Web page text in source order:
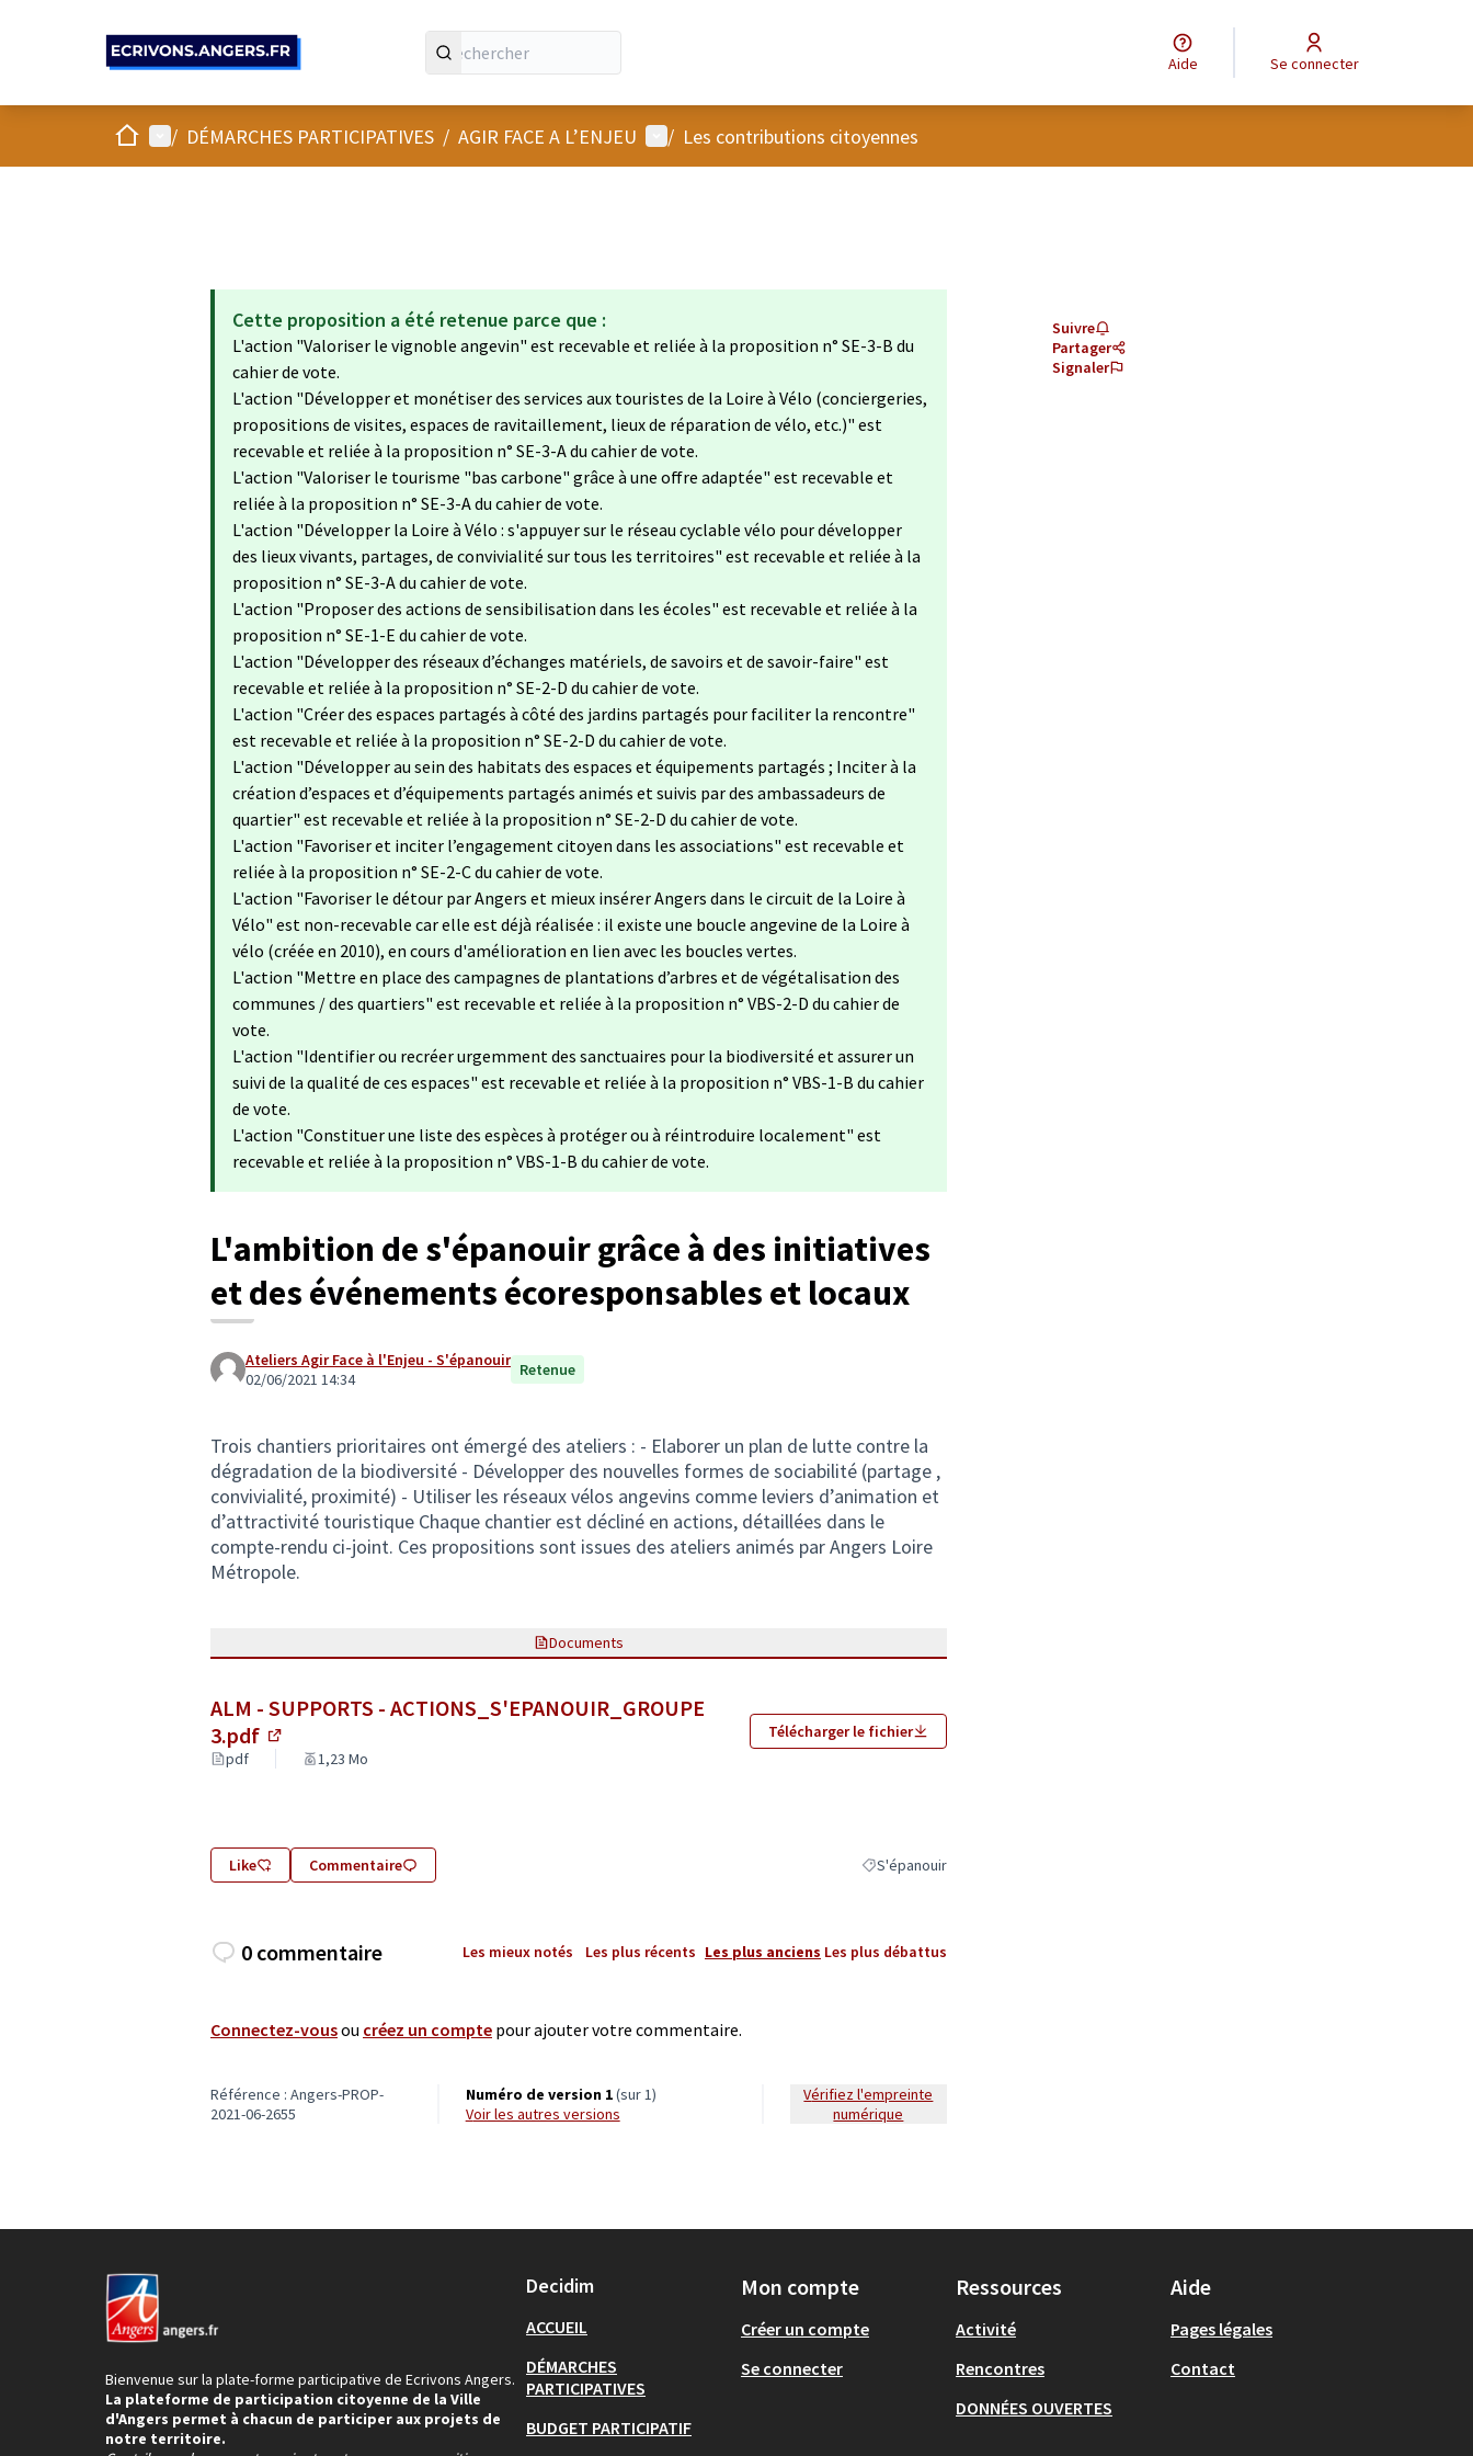
Aide Se connecter
AccueilMenu principal
/ DÉMARCHES PARTICIPATIVES / AGIR FACE A L’ENJEU Menu utilisateur
/ Les contributions citoyennes
Cette proposition a été retenue parce que :
L'action "Valoriser le vignoble angevin" est recevable et reliée à la proposition n° SE-3-B du
cahier de vote.
L'action "Développer et monétiser des services aux touristes de la Loire à Vélo (conciergeries,
propositions de visites, espaces de ravitaillement, lieux de réparation de vélo, etc.)​" est
recevable et reliée à la proposition n° SE-3-A du cahier de vote.
L'action "Valoriser le tourisme "bas carbone" grâce à une offre adaptée" est recevable et
reliée à la proposition n° SE-3-A du cahier de vote.
L'action "Développer la Loire à Vélo : s'appuyer sur le réseau cyclable vélo pour développer
des lieux vivants, partages, de convivialité sur tous les territoires" est recevable et reliée à la
proposition n° SE-3-A du cahier de vote.
L'action "Proposer des actions de sensibilisation dans les écoles" est recevable et reliée à la
proposition n° SE-1-E du cahier de vote.
L'action "Développer des réseaux d’échanges matériels, de savoirs et de savoir-faire" est
recevable et reliée à la proposition n° SE-2-D du cahier de vote.
L'action "Créer des espaces partagés à côté des jardins partagés pour faciliter la rencontre"
est recevable et reliée à la proposition n° SE-2-D du cahier de vote.
L'action "Développer au sein des habitats des espaces et équipements partagés​ ; Inciter à la
création d’espaces et d’équipements partagés animés et suivis par des ambassadeurs de
quartier" est recevable et reliée à la proposition n° SE-2-D du cahier de vote.
L'action "Favoriser et inciter l’engagement citoyen dans les associations" est recevable et
reliée à la proposition n° SE-2-C du cahier de vote.
L'action "Favoriser le détour par Angers et mieux insérer Angers dans le circuit de la Loire à
Vélo" est non-recevable car elle est déjà réalisée : il existe une boucle angevine de la Loire à
vélo (créée en 2010), en cours d'amélioration en lien avec les boucles vertes.
L'action "Mettre en place des campagnes de plantations d’arbres et de végétalisation des
communes / des quartiers​" est recevable et reliée à la proposition n° VBS-2-D du cahier de
vote.
L'action "Identifier ou recréer urgemment des sanctuaires pour la biodiversité et assurer un
suivi de la qualité de ces espaces" est recevable et reliée à la proposition n° VBS-1-B du cahier
de vote.
L'action "Constituer une liste des espèces à protéger ou à réintroduire localement" est
recevable et reliée à la proposition n° VBS-1-B du cahier de vote.
L'ambition de s'épanouir grâce à des initiatives
et des événements écoresponsables et locaux
Ateliers Agir Face à l'Enjeu - S'épanouir
02/06/2021 14:34
Retenue
Trois chantiers prioritaires ont émergé des ateliers : - Elaborer un plan de lutte contre la
dégradation de la biodiversité - Développer des nouvelles formes de sociabilité (partage ,
convivialité, proximité) - Utiliser les réseaux vélos angevins comme leviers d’animation et
d’attractivité touristique Chaque chantier est décliné en actions, détaillées dans le
compte-rendu ci-joint. Ces propositions sont issues des ateliers animés par Angers Loire
Métropole.
Documents
ALM - SUPPORTS - ACTIONS_S'EPANOUIR_GROUPE
3.pdf
(Lien externe)
pdf 1,23 Mo
Télécharger le fichier
Like Commentaire Filtrer les résultats de la catégorie : S'épanouir
S'épanouir
Suivre
Partager
Signaler
0 commentaire Les mieux notés Les plus récents Les plus anciens Les plus débattus
Connectez-vousou créez un compte pour ajouter votre commentaire.
Référence : Angers-PROP-
2021-06-2655
Numéro de version 1(sur 1)
voir les autres versions
Vérifiez l'empreinte
numérique
Bienvenue sur la plate-forme participative de Ecrivons Angers.
La plateforme de participation citoyenne de la Ville
d'Angers permet à chacun de participer aux projets de
notre territoire.
Decidim
ACCUEIL
DÉMARCHES
PARTICIPATIVES
BUDGET PARTICIPATIF
Mon compte
Créer un compte
Se connecter
Ressources
Activité
Rencontres
DONNÉES OUVERTES
Aide
Pages légales
Contact